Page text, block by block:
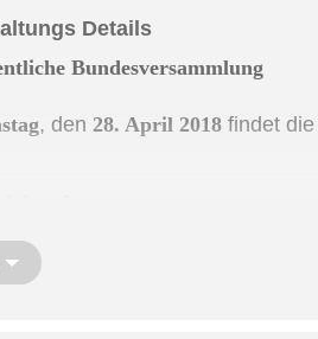
Details
Bundesversammlung
, den 28. April 2018 findet
Uhr: Eintreffen der Teilnehmer in